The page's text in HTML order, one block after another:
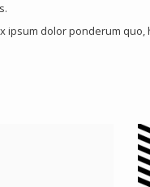
ipsum dolor ponderum quo,